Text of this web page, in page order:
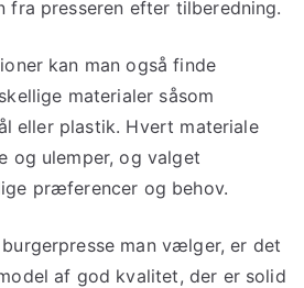
fra presseren efter tilberedning.
kan man også finde
materialer såsom
eller plastik. Hvert materiale
og ulemper, og valget
præferencer og behov.
man vælger, er det
af god kvalitet, der er solid